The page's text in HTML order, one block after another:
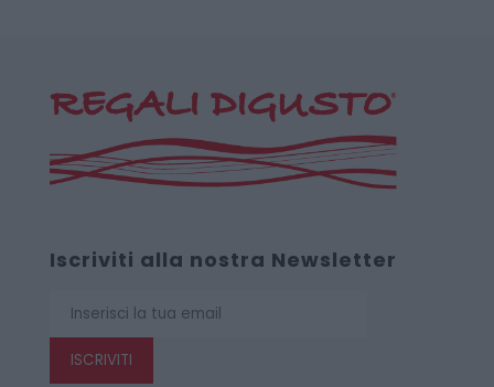
Iscriviti alla nostra Newsletter
ISCRIVITI